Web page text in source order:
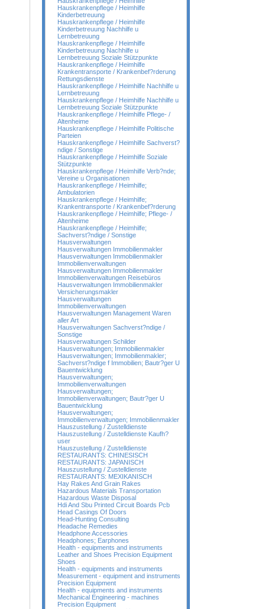
Hauskrankenpflege / Heimhilfe
Kinderbetreuung
Hauskrankenpflege / Heimhilfe
Kinderbetreuung Nachhilfe u
Lernbetreuung
Hauskrankenpflege / Heimhilfe
Kinderbetreuung Nachhilfe u
Lernbetreuung Soziale Stützpunkte
Hauskrankenpflege / Heimhilfe
Krankentransporte / Krankenbef?rderung
Rettungsdienste
Hauskrankenpflege / Heimhilfe Nachhilfe u
Lernbetreuung
Hauskrankenpflege / Heimhilfe Nachhilfe u
Lernbetreuung Soziale Stützpunkte
Hauskrankenpflege / Heimhilfe Pflege- /
Altenheime
Hauskrankenpflege / Heimhilfe Politische
Parteien
Hauskrankenpflege / Heimhilfe Sachverst?
ndige / Sonstige
Hauskrankenpflege / Heimhilfe Soziale
Stützpunkte
Hauskrankenpflege / Heimhilfe Verb?nde;
Vereine u Organisationen
Hauskrankenpflege / Heimhilfe;
Ambulatorien
Hauskrankenpflege / Heimhilfe;
Krankentransporte / Krankenbef?rderung
Hauskrankenpflege / Heimhilfe; Pflege- /
Altenheime
Hauskrankenpflege / Heimhilfe;
Sachverst?ndige / Sonstige
Hausverwaltungen
Hausverwaltungen Immobilienmakler
Hausverwaltungen Immobilienmakler
Immobilienverwaltungen
Hausverwaltungen Immobilienmakler
Immobilienverwaltungen Reisebüros
Hausverwaltungen Immobilienmakler
Versicherungsmakler
Hausverwaltungen
Immobilienverwaltungen
Hausverwaltungen Management Waren
aller Art
Hausverwaltungen Sachverst?ndige /
Sonstige
Hausverwaltungen Schilder
Hausverwaltungen; Immobilienmakler
Hausverwaltungen; Immobilienmakler;
Sachverst?ndige f Immobilien; Bautr?ger U
Bauentwicklung
Hausverwaltungen;
Immobilienverwaltungen
Hausverwaltungen;
Immobilienverwaltungen; Bautr?ger U
Bauentwicklung
Hausverwaltungen;
Immobilienverwaltungen; Immobilienmakler
Hauszustellung / Zustelldienste
Hauszustellung / Zustelldienste Kaufh?
user
Hauszustellung / Zustelldienste
RESTAURANTS: CHINESISCH
RESTAURANTS: JAPANISCH
Hauszustellung / Zustelldienste
RESTAURANTS: MEXIKANISCH
Hay Rakes And Grain Rakes
Hazardous Materials Transportation
Hazardous Waste Disposal
Hdi And Sbu Printed Circuit Boards Pcb
Head Casings Of Doors
Head-Hunting Consulting
Headache Remedies
Headphone Accessories
Headphones; Earphones
Health - equipments and instruments
Leather and Shoes Precision Equipment
Shoes
Health - equipments and instruments
Measurement - equipment and instruments
Precision Equipment
Health - equipments and instruments
Mechanical Engineering - machines
Precision Equipment